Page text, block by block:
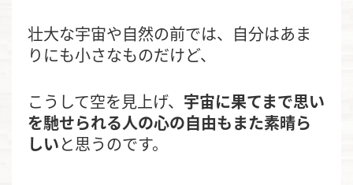
壮大な宇宙や自然の前では、 自分はあま
りにも小さなものだけど、
こうして空を見上げ、 宇宙に果てまで思い
を馳せられる人の心の自由もまた素晴ら
しいと思うのです。